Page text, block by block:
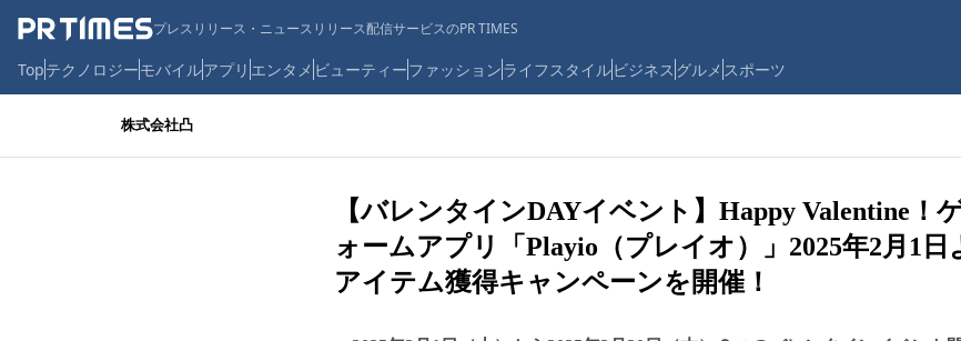
プレスリリース・ニュースリリース配信サービスのPR TIMES
Topテクノロジーモバイルアプリ エンタメ ビューティーファッションライフスタイルビジネス グルメ スポーツ
株式会社凸
【バレンタインDAYイベント】Happy Valentine！
ォームアプリ「Playio（プレイオ）」2025年2月1日
アイテム獲得キャンペーンを開催！